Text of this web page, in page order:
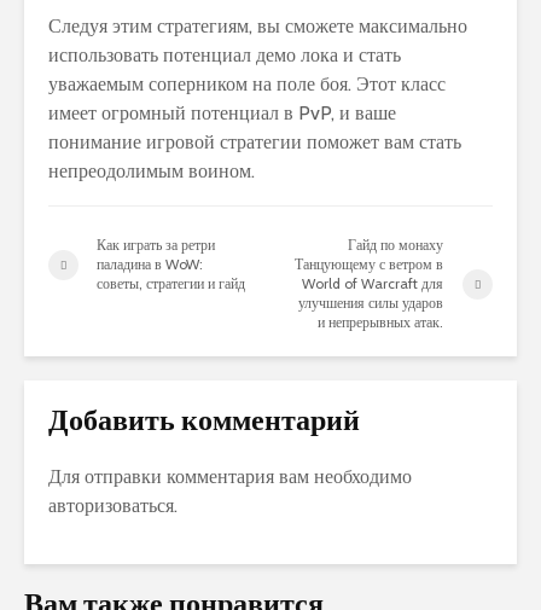
Следуя этим стратегиям, вы сможете максимально
использовать потенциал демо лока и стать
уважаемым соперником на поле боя. Этот класс
имеет огромный потенциал в PvP, и ваше
понимание игровой стратегии поможет вам стать
непреодолимым воином.
Как играть за ретри
паладина в WoW:
советы, стратегии и гайд
Гайд по монаху
Танцующему с ветром в
World of Warcraft для
улучшения силы ударов
и непрерывных атак.
Добавить комментарий
Для отправки комментария вам необходимо
авторизоваться.
Вам также понравится